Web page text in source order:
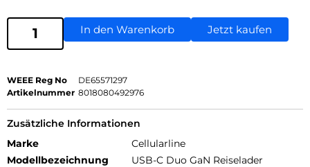
In den Warenkorb Jetzt kaufen
WEEE Reg No
DE65571297
Artikelnummer 8018080492976
Zusätzliche Informationen
Marke
Cellularline
Modellbezeichnung
USB-C Duo GaN Reiselader